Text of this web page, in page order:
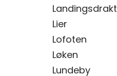
Landingsdrakt
Lier
Lofoten
Løken
Lundeby